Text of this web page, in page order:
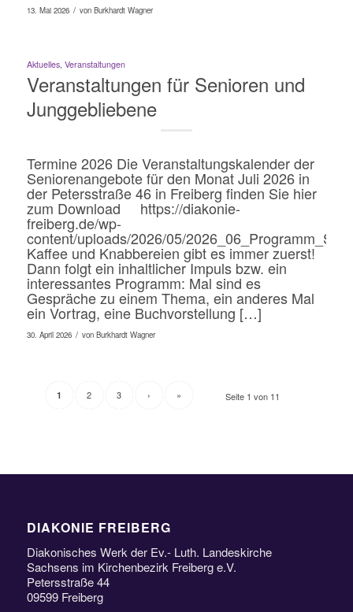
13. Mai 2026 / von Burkhardt Wagner
Aktuelles, Veranstaltungen
Veranstaltungen für Senioren und
Junggebliebene
Termine 2026 Die Veranstaltungskalender der
Seniorenangebote für den Monat Juli 2026 in
der Petersstraße 46 in Freiberg finden Sie hier
zum Download https://diakonie-
freiberg.de/wp-
content/uploads/2026/05/
Kaffee und Knabbereien gibt es immer zuerst!
Dann folgt ein inhaltlicher Impuls bzw. ein
interessantes Programm: Mal sind es
Gespräche zu einem Thema, ein anderes Mal
ein Vortrag, eine Buchvorstellung […]
30. April 2026 / von Burkhardt Wagner
Seite 1 von 11
1 2 3 › »
DIAKONIE FREIBERG
Diakonisches Werk der Ev.- Luth. Landeskirche
Sachsens im Kirchenbezirk Freiberg e.V.
Petersstraße 44
09599 Freiberg